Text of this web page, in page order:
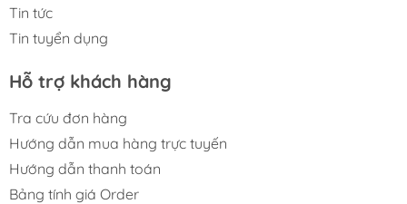
Tin tức
Tin tuyển dụng
Hỗ trợ khách hàng
Tra cứu đơn hàng
Hướng dẫn mua hàng trực tuyến
Hướng dẫn thanh toán
Bảng tính giá Order